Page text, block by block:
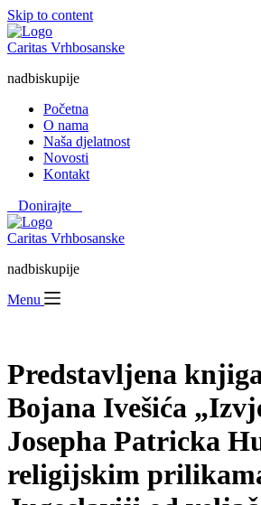
Skip to content
Caritas Vrhbosanske
nadbiskupije
Početna
O nama
Naša djelatnost
Novosti
Kontakt
⠀Donirajte⠀
Caritas Vrhbosanske
nadbiskupije
Menu
Predstavljena
Bojana Ivešića
Josepha Patricka
religijskim